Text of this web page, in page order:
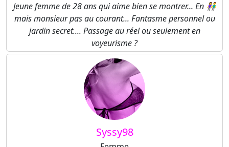
Jeune femme de 28 ans qui aime bien se montrer... En 👫
mais monsieur pas au courant... Fantasme personnel ou
jardin secret.... Passage au réel ou seulement en
voyeurisme ?
Syssy98